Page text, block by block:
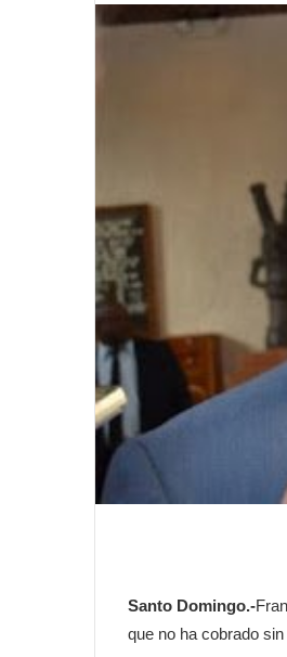
Santo Domingo.-
que no ha cobrado